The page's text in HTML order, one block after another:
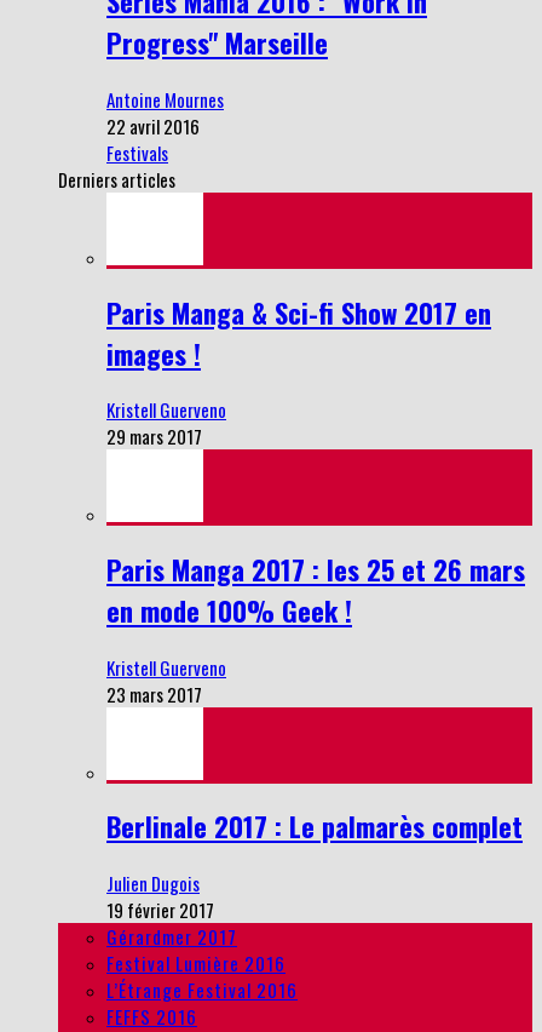
Progress" Marseille
Antoine Mournes
22 avril 2016
Festivals
Derniers articles
Paris Manga & Sci-fi Show 2017 en
images !
Kristell Guerveno
29 mars 2017
Paris Manga 2017 : les 25 et 26 mars
en mode 100% Geek !
Kristell Guerveno
23 mars 2017
Berlinale 2017 : Le palmarès complet
Julien Dugois
19 février 2017
Gérardmer 2017
Festival Lumière 2016
L’Étrange Festival 2016
FEFFS 2016